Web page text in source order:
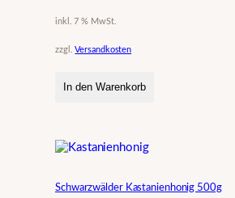
inkl. 7 % MwSt.
zzgl.Versandkosten
In den Warenkorb
Schwarzwälder Kastanienhonig 500g